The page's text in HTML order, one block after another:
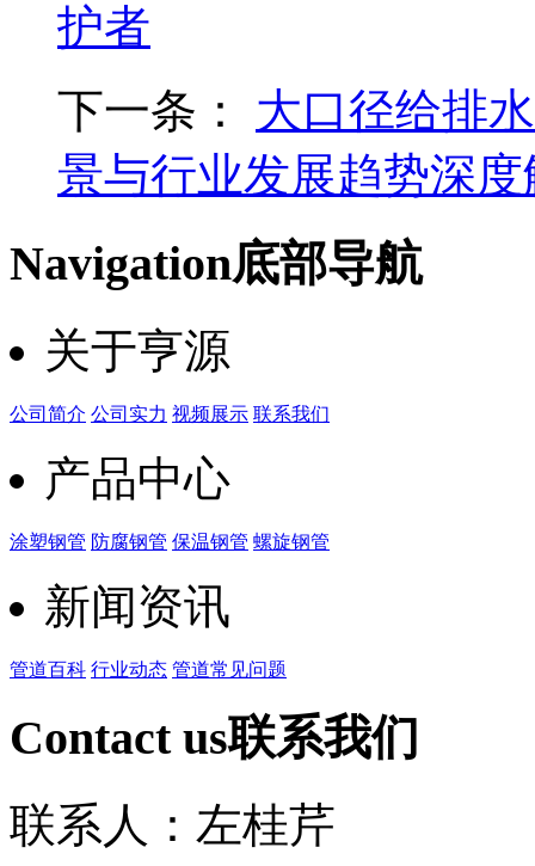
护者
下一条： 大口径给排
景与行业发展趋势深度
Navigation底部导航
关于亨源
公司简介 公司实力 视频展示 联系我们
产品中心
涂塑钢管 防腐钢管 保温钢管 螺旋钢管
新闻资讯
管道百科 行业动态 管道常见问题
Contact us联系我们
联系人：左桂芹